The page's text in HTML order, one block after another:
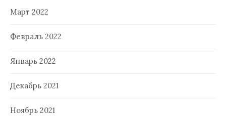
Март 2022
Февраль 2022
Январь 2022
Декабрь 2021
Ноябрь 2021